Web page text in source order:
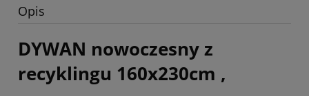
Opis
DYWAN nowoczesny z
recyklingu 160x230cm ,